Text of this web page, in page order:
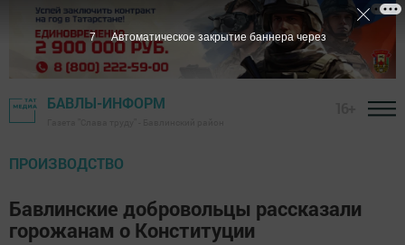
БАВЛЫ-ИНФОРМ
ПРОИЗВОДСТВО
Бавлинские добровольцы рассказали
горожанам о Конституции
6 Автоматическое закрытие баннера через